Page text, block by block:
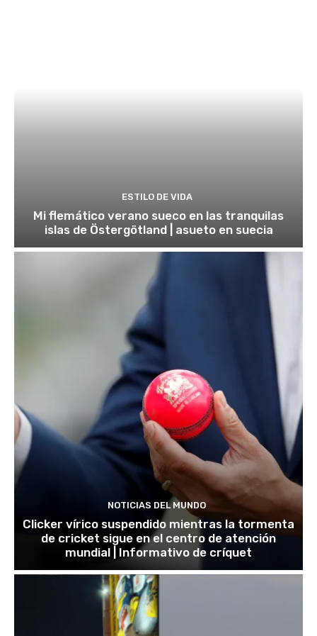
ESTILO DE VIDA
Mi flemático verano sueco en las tranquilas
islas de Östergötland | asueto en suecia
NOTICIAS DEL MUNDO
Clicker vírico suspendido mientras la tormenta
de cricket sigue en el centro de atención
mundial | Informativo de críquet